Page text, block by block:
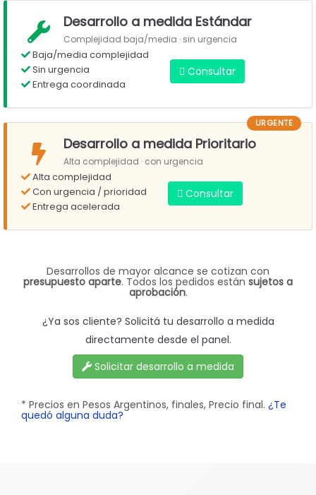
Desarrollo a medida Estándar
Complejidad baja/media · sin urgencia
Baja/media complejidad
Sin urgencia
Entrega coordinada
Consultar
URGENTE
Desarrollo a medida Prioritario
Alta complejidad · con urgencia
Alta complejidad
Con urgencia / prioridad
Entrega acelerada
Consultar
Desarrollos de mayor alcance se cotizan con
presupuesto aparte. Todos los pedidos están sujetos a
aprobación.
¿Ya sos cliente? Solicitá tu desarrollo a medida
directamente desde el panel.
Solicitar desarrollo a medida
* Precios en Pesos Argentinos, finales, Precio final. ¿Te
quedó alguna duda?